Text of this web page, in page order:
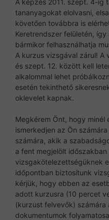
tananyagokat elolvasni,
követően továbbra is
Keretrendszer felületén,
bármikor felhasználhatja
A kurzus vizsgával zárul! A
és szept. 12. között kell
alkalommal lehet
esetén tekinthető
oklevelet kapnak.
Megkérem Önt, hogy minél
ismerkedjen az Ön
számára, akik a
a fent megjelölt időszakban
vizsgakötelezettségüknek
időpontban biztosítunk
kérjük, hogy ebben az
adott kurzusra (10 percet
(kurzust felvevők)
dokumentumok